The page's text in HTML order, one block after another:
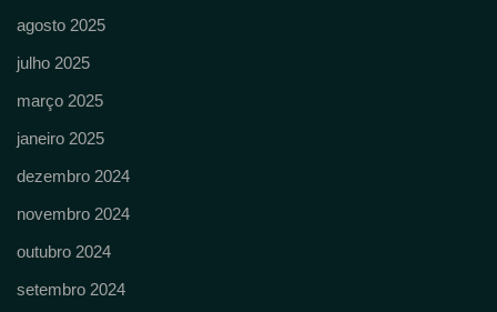
agosto 2025
julho 2025
março 2025
janeiro 2025
dezembro 2024
novembro 2024
outubro 2024
setembro 2024